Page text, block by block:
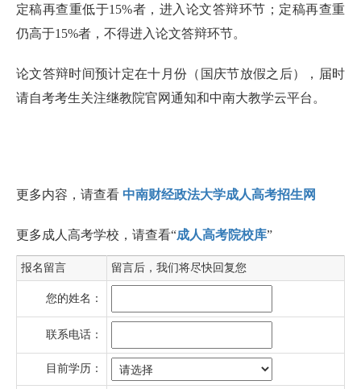
定稿再查重低于15%者，进入论文答辩环节；定稿再查重
仍高于15%者，不得进入论文答辩环节。
论文答辩时间预计定在十月份（国庆节放假之后），届时
请自考考生关注继教院官网通知和中南大教学云平台。
更多内容，请查看 中南财经政法大学成人高考招生网
更多成人高考学校，请查看“成人高考院校库”
报名留言 留言后，我们将尽快回复您
您的姓名：
联系电话：
目前学历：